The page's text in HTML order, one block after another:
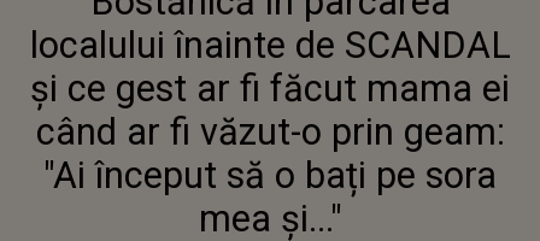
VĂZUT-O PRIN GEAM: "AI
ÎNCEPUT SĂ O BAȚI PE SORA
MEA ȘI..."
localului înainte de SCANDAL
și ce gest ar fi făcut mama ei
când ar fi văzut-o prin geam:
"Ai început să o bați pe sora
mea și..."